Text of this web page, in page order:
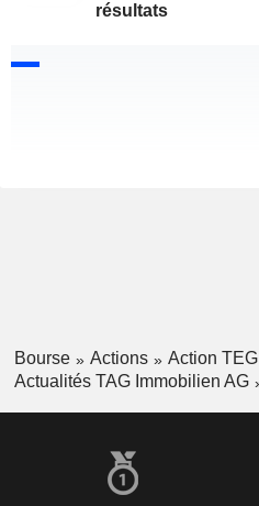
résultats
Bourse Actions
Action TEG
Actualités TAG Immobilien AG